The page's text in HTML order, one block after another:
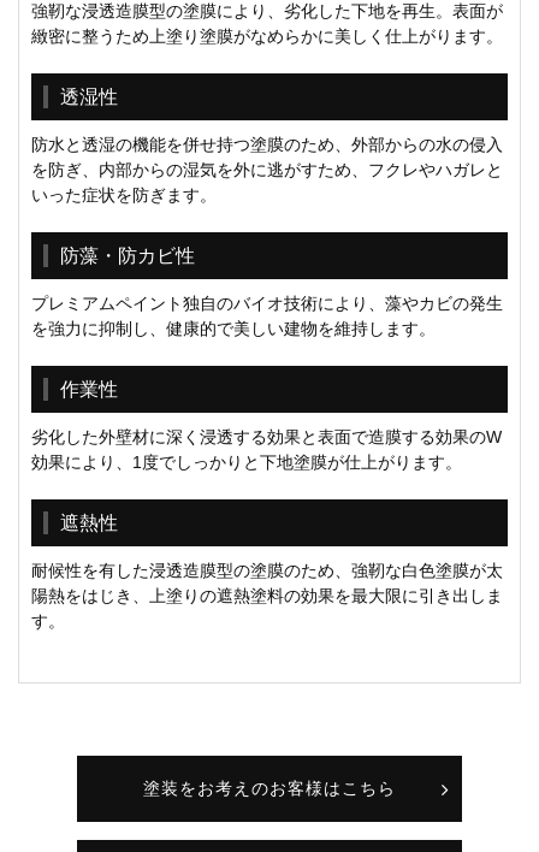
強靭な浸透造膜型の塗膜により、劣化した下地を再生。表面が
緻密に整うため上塗り塗膜がなめらかに美しく仕上がります。
透湿性
防水と透湿の機能を併せ持つ塗膜のため、外部からの水の侵入
を防ぎ、内部からの湿気を外に逃がすため、フクレやハガレと
いった症状を防ぎます。
防藻・防カビ性
プレミアムペイント独自のバイオ技術により、藻やカビの発生
を強力に抑制し、健康的で美しい建物を維持します。
作業性
劣化した外壁材に深く浸透する効果と表面で造膜する効果のW
効果により、1度でしっかりと下地塗膜が仕上がります。
遮熱性
耐候性を有した浸透造膜型の塗膜のため、強靭な白色塗膜が太
陽熱をはじき、上塗りの遮熱塗料の効果を最大限に引き出しま
す。
塗装をお考えのお客様はこちら